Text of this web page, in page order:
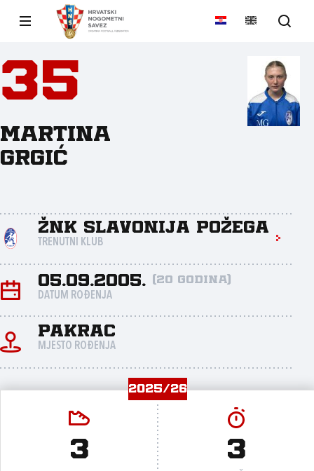
35
Martina
Grgić
ŽNK Slavonija Požega
TRENUTNI KLUB
05.09.2005. (20 godina)
DATUM ROĐENJA
Pakrac
MJESTO ROĐENJA
2025/26
3 3